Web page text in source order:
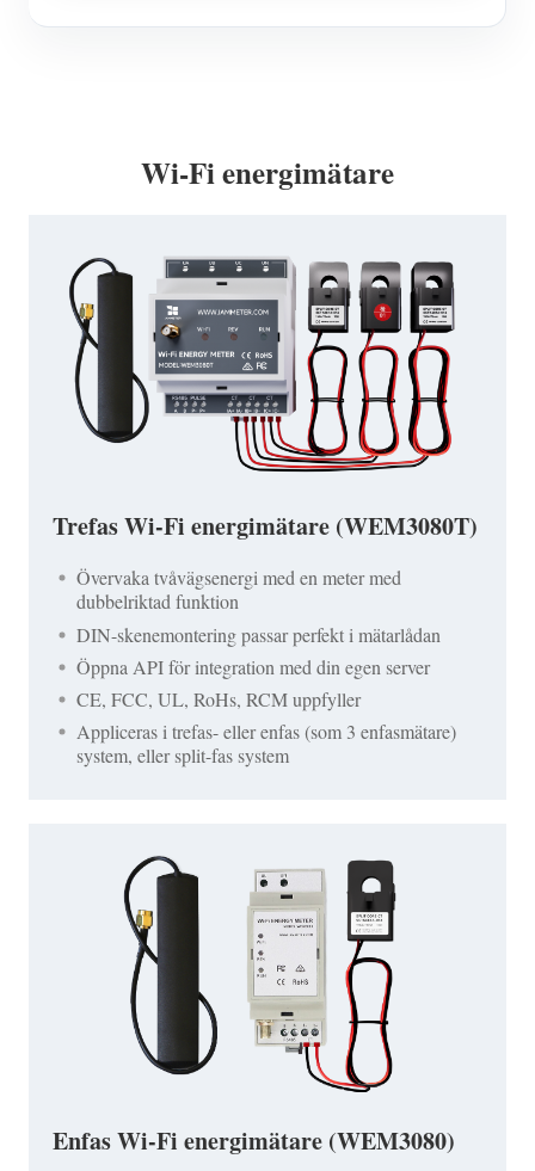
Wi-Fi energimätare
Trefas Wi-Fi energimätare (WEM3080T)
Övervaka tvåvägsenergi med en meter med
dubbelriktad funktion
DIN-skenemontering passar perfekt i mätarlådan
Öppna API för integration med din egen server
CE, FCC, UL, RoHs, RCM uppfyller
Appliceras i trefas- eller enfas (som 3 enfasmätare)
system, eller split-fas system
Enfas Wi-Fi energimätare (WEM3080)